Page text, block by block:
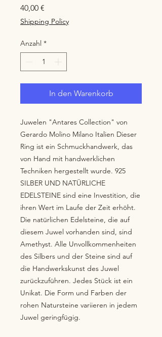
40,00 €
Shipping Policy
Anzahl *
In den Warenkorb
Juwelen "Antares Collection" von
Gerardo Molino Milano Italien Dieser
Ring ist ein Schmuckhandwerk, das
von Hand mit handwerklichen
Techniken hergestellt wurde. 925
SILBER UND NATÜRLICHE
EDELSTEINE sind eine Investition, die
ihren Wert im Laufe der Zeit erhöht.
Die natürlichen Edelsteine, die auf
diesem Juwel vorhanden sind, sind
Amethyst. Alle Unvollkommenheiten
des Silbers und der Steine sind auf
die Handwerkskunst des Juwel
zurückzuführen. Jedes Stück ist ein
Unikat. Die Form und Farben der
rohen Natursteine variieren in jedem
Juwel geringfügig.